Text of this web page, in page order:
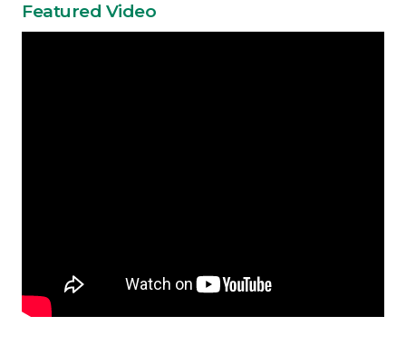
Featured Video